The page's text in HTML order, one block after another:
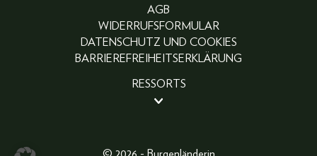
AGB
WIDERRUFSFORMULAR
DATENSCHUTZ UND COOKIES
BARRIEREFREIHEITSERKLÄRUNG
RESSORTS
© 2026 - Burgenländerin